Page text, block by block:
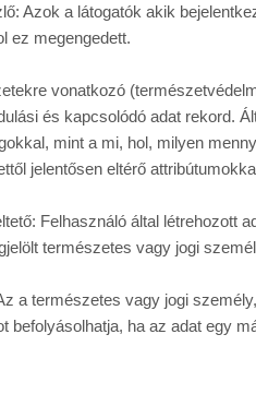
Azok a látogatók akik
ez megengedett.
vonatkozó
és kapcsolódó adat rekord.
mint a mi, hol, milyen
jelentősen eltérő
Felhasználó által létrehozott
természetes vagy jogi
a természetes vagy jogi
befolyásolhatja, ha az adat egy